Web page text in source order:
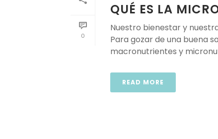
0
QUÉ ES LA
Nuestro bienestar y
Para gozar de una buena
macronutrientes y
READ MORE